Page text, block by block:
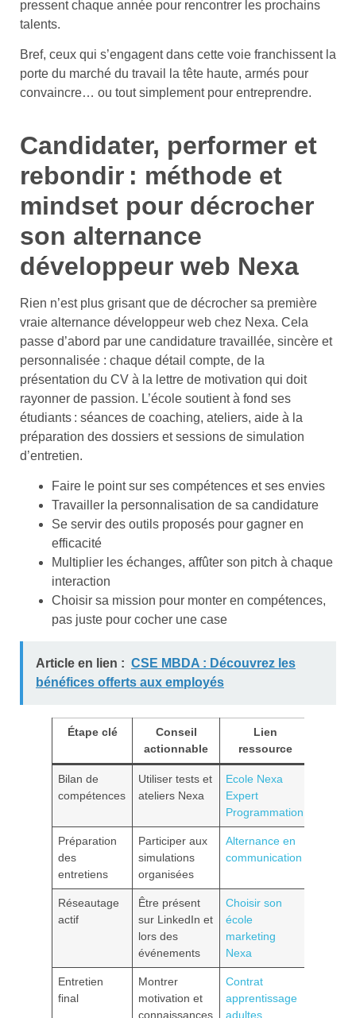
pressent chaque année pour rencontrer les prochains
talents.
Bref, ceux qui s’engagent dans cette voie franchissent la
porte du marché du travail la tête haute, armés pour
convaincre… ou tout simplement pour entreprendre.
Candidater, performer et
rebondir : méthode et
mindset pour décrocher
son alternance
développeur web Nexa
Rien n’est plus grisant que de décrocher sa première
vraie alternance développeur web chez Nexa. Cela
passe d’abord par une candidature travaillée, sincère et
personnalisée : chaque détail compte, de la
présentation du CV à la lettre de motivation qui doit
rayonner de passion. L’école soutient à fond ses
étudiants : séances de coaching, ateliers, aide à la
préparation des dossiers et sessions de simulation
d’entretien.
Faire le point sur ses compétences et ses envies
Travailler la personnalisation de sa candidature
Se servir des outils proposés pour gagner en
efficacité
Multiplier les échanges, affûter son pitch à chaque
interaction
Choisir sa mission pour monter en compétences,
pas juste pour cocher une case
Article en lien : CSE MBDA : Découvrez les
bénéfices offerts aux employés
Étape clé
Conseil
actionnable
Lien
ressource
Bilan de
compétences
Utiliser tests et
ateliers Nexa
Ecole Nexa
Expert
Programmation
Préparation
des
entretiens
Participer aux
simulations
organisées
Alternance en
communication
Réseautage
actif
Être présent
sur LinkedIn et
lors des
événements
Choisir son
école
marketing
Nexa
Entretien
final
Montrer
motivation et
connaissances
Contrat
apprentissage
adultes